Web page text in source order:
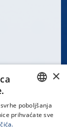
CROATIAN
×
poboljšanja
prihvaćate sve